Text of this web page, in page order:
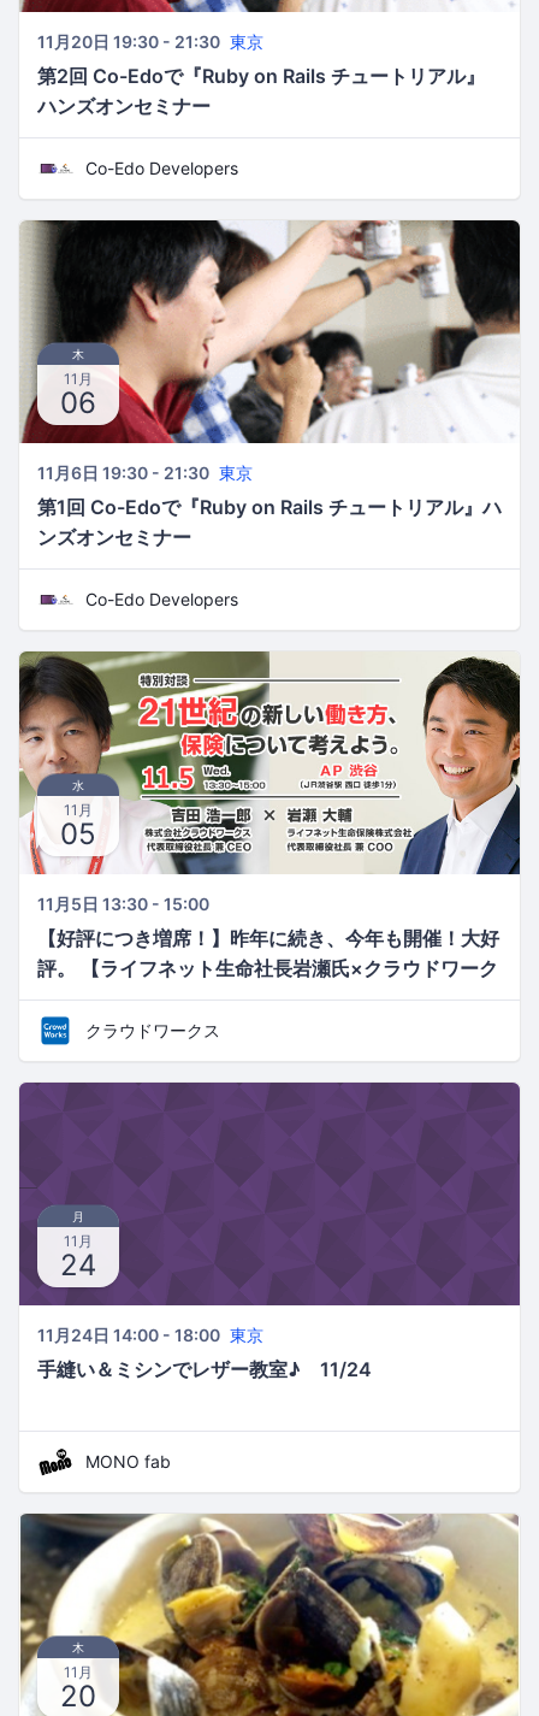
11月20日 19:30 - 21:30 東京
第2回 Co-Edoで『Ruby on Rails チュートリアル』
ハンズオンセミナー
Co-Edo Developers
木
11月
06
11月6日 19:30 - 21:30 東京
第1回 Co-Edoで『Ruby on Rails チュートリアル』ハ
ンズオンセミナー
Co-Edo Developers
水
11月
05
11月5日 13:30 - 15:00
【好評につき増席！】昨年に続き、今年も開催！大好
評。 【ライフネット生命社長岩瀬氏×クラウドワーク
ス代表吉田氏】 ～21世紀の新しい働き方、保険につ
いて考えよう～
クラウドワークス
月
11月
24
11月24日 14:00 - 18:00 東京
手縫い＆ミシンでレザー教室♪ 11/24
MONO fab
木
11月
20